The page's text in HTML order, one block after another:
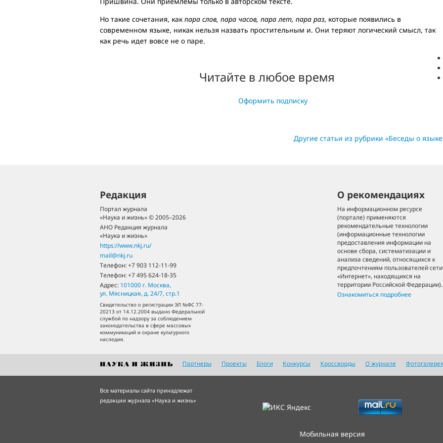
Но такие сочетания, как пара слов, пара часов, пара лет, пара раз, которые появились в
современном языке, никак нельзя назвать простительным и. Они теряют логический смысл, так
как речь идет вовсе не о паре.
Читайте в любое время
Оформить подписку
Другие статьи из рубрики «Беседы о
Редакция
Портал журнала
«Наука и жизнь» © 2005–2026
АНО Редакция журнала
«Наука и жизнь»
https://www.nkj.ru/
mail@nkj.ru
Телефон:+7 903 112-11-99
Телефон:+7 495 624-18-35
Адрес: 101000 г. Москва,
ул. Мясницкая, д. 24/7, стр.1
Свидетельство о регистрации ЭЛ №ФС 77-
20213 от 14.12.2004 выдано Федеральной
службой по надзору за соблюдением
законодательства в сфере массовых
коммуникаций и охране культурного
наследия.
О рекомендациях
На информационном ресурсе
(портале) применяются
рекомендательные технологии
(информационные технологии
предоставления информации на
основе сбора, систематизации и
анализа сведений, относящихся к
предпочтениям пользователей сети
«Интернет», находящихся на
территории Российской Федерации).
Ознакомиться подробнее
Партнеры Проекты Блоги Конкурсы Кроссворды О журнале
Все материалы сайта принадлежат
редакции журнала «Наука и жизнь»
Мобильная версия